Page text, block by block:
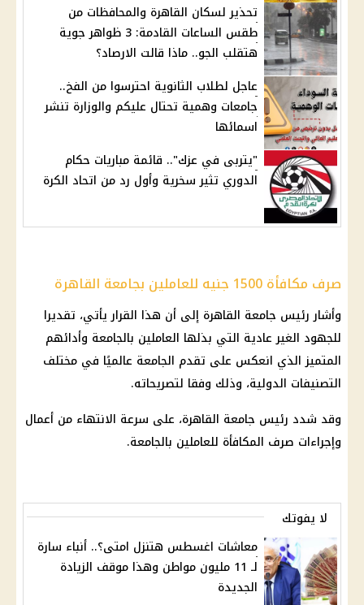
تحذير لسكان القاهرة والمحافظات من
طقس الساعات القادمة: 3 ظواهر جوية
هتقلب الجو.. ماذا قالت الارصاد؟
عاجل لطلاب الثانوية احترسوا من الفخ..
جامعات وهمية تحتال عليكم والوزارة تنشر
اسمائها
"يتربى في عزك".. قائمة مباريات حكام
الدوري تثير سخرية وأول رد من اتحاد الكرة
صرف مكافأة 1500 جنيه للعاملين بجامعة القاهرة
وأشار رئيس جامعة القاهرة إلى أن هذا القرار يأتي، تقديرا
للجهود الغير عادية التي بذلها العاملين بالجامعة وأدائهم
المتميز الذي انعكس على تقدم الجامعة عالميًا في مختلف
التصنيفات الدولية، وذلك وفقا لتصريحاته.
وقد شدد رئيس جامعة القاهرة، على سرعة الانتهاء من أعمال
وإجراءات صرف المكافأة للعاملين بالجامعة.
لا يفوتك
معاشات اغسطس هتنزل امتى؟.. أنباء سارة
لـ 11 مليون مواطن وهذا موقف الزيادة
الجديدة